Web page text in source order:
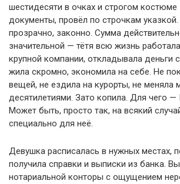
шестидесяти в очках и строгом
документы, провёл по строчкам
прозрачно, законно. Сумма
значительной — тётя всю жизнь
крупной компании, откладывала деньги
жила скромно, экономила на себе. Не
вещей, не ездила на курорты, не меняла
десятилетиями. Зато копила. Для чего —
Может быть, просто так, на всякий
специально для неё.
Девушка расписалась в нужных местах,
получила справки и выписки из банка.
нотариальной конторы с ощущением